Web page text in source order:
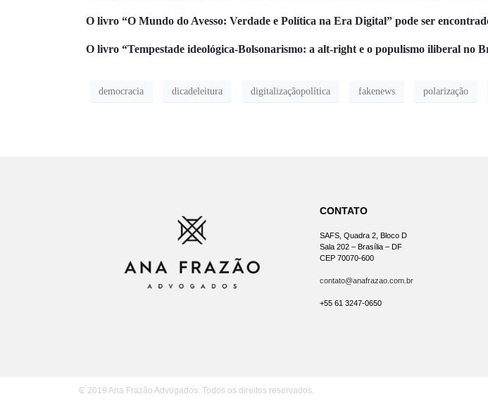
O livro “O Mundo do Avesso: Verdade e Política na Era Digital” pode ser
O livro “Tempestade ideológica-Bolsonarismo: a alt-right e o populismo iliberal no
democracia dicadeleitura digitalizaçãopolítica fakenews polarização
CONTATO
SAFS, Quadra 2, Bloco D
Sala 202 – Brasília – DF
CEP 70070-600
contato@anafrazao.com.br
+55 61 3247-0650
₢ 2019 Ana Frazão Advogados. Todos os direitos reservados.